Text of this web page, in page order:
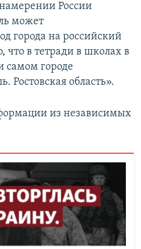
России
может
города на российский
что в тетради в школах в
самом городе
Ростовская область».
из независимых